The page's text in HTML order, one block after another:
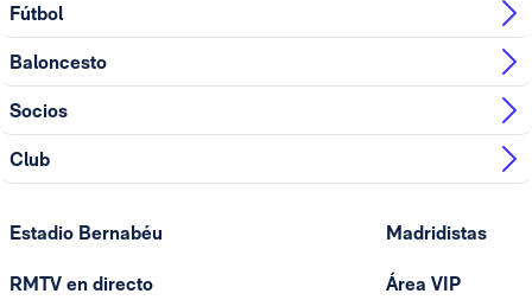
Fútbol
Baloncesto
Socios
Club
Estadio Bernabéu
RMTV en directo
Madridistas
Área VIP